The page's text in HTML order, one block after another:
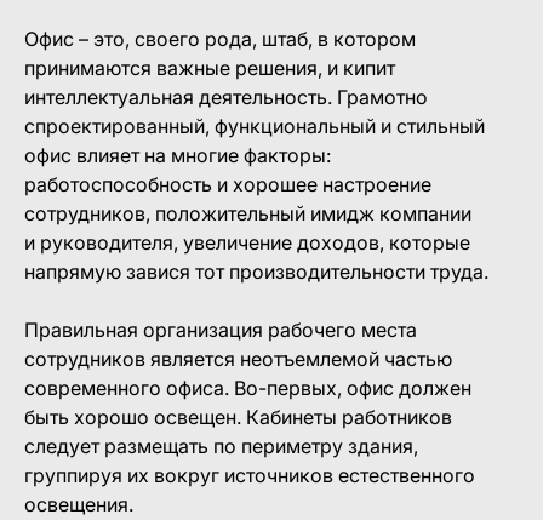
Офис – это, своего рода, штаб, в котором
принимаются важные решения, и кипит
интеллектуальная деятельность. Грамотно
спроектированный, функциональный и стильный
офис влияет на многие факторы:
работоспособность и хорошее настроение
сотрудников, положительный имидж компании
и руководителя, увеличение доходов, которые
напрямую завися тот производительности труда.
Правильная организация рабочего места
сотрудников является неотъемлемой частью
современного офиса. Во-первых, офис должен
быть хорошо освещен. Кабинеты работников
следует размещать по периметру здания,
группируя их вокруг источников естественного
освещения.